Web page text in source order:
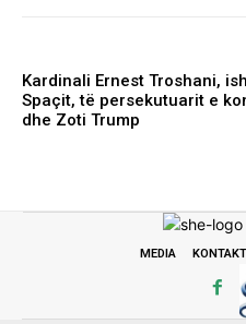
Kardinali Ernest Troshani,
Spaçit, të persekutuarit e
dhe Zoti Trump
MEDIA KONTAKTI